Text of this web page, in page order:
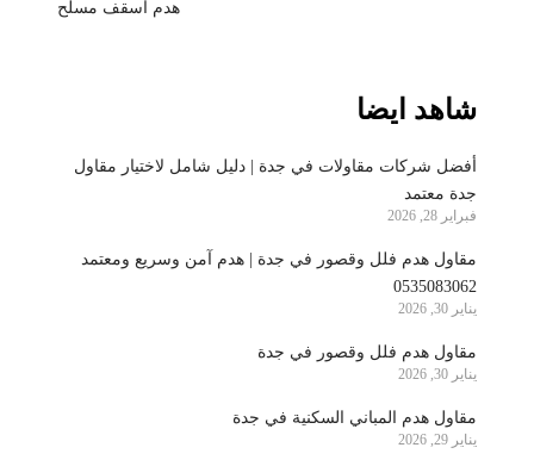
هدم أسقف مسلح
شاهد ايضا
أفضل شركات مقاولات في جدة | دليل شامل لاختيار مقاول
جدة معتمد
فبراير 28, 2026
مقاول هدم فلل وقصور في جدة | هدم آمن وسريع ومعتمد
0535083062
يناير 30, 2026
مقاول هدم فلل وقصور في جدة
يناير 30, 2026
مقاول هدم المباني السكنية في جدة
يناير 29, 2026